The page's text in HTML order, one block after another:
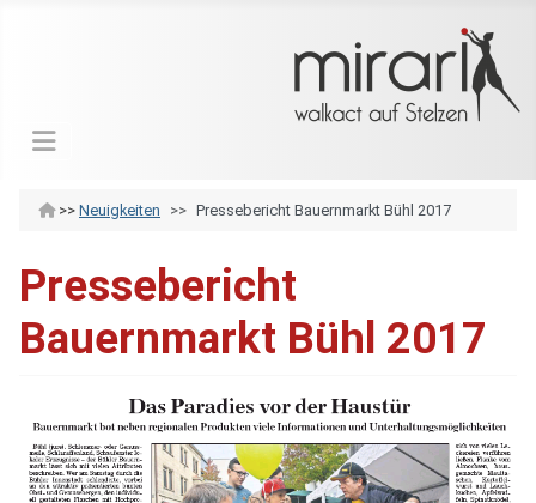
>> Neuigkeiten Pressebericht Bauernmarkt Bühl 2017
Pressebericht
Bauernmarkt Bühl 2017